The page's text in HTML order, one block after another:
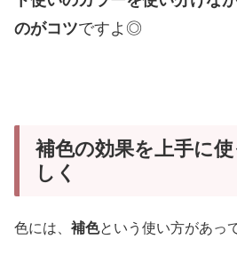
のがコツですよ◎
補色の効果を上手に
しく
色には、 補色という使い方があっ